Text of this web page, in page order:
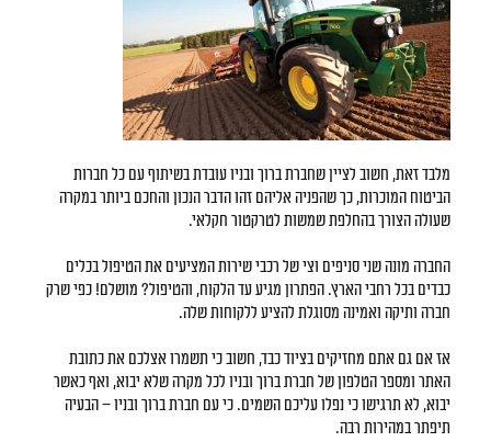
מלבד זאת, חשוב לציין שחברת ברוך ובניו עובדת בשיתוף עם כל חברות
הביטוח המוכרות, כך שהפניה אליהם זהו הדבר הנכון והחכם ביותר במקרה
שעולה הצורך בהחלפת שמשות לטרקטור חקלאי.
החברה מונה שני סניפים וצי של רכבי שירות המציעים את הטיפול בכלים
כבדים בכל רחבי הארץ. הפתרון מגיע עד הלקוח, והטיפול? מושלם! כפי שרק
חברה ותיקה ואמינה מסוגלת להציע ללקוחות שלה.
אז אם גם אתם מחזיקים בציוד כבד, חשוב כי תשמרו אצלכם את כתובת
האתר ומספר הטלפון של חברת ברוך ובניו לכל מקרה שלא יבוא, ואף כאשר
יבוא, לא תרגישו כי נפלו עליכם השמים. כי עם חברת ברוך ובניו – הבעיה
תיפתר במהירות רבה.